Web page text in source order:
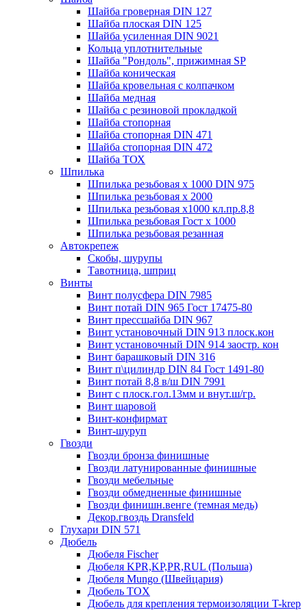
Шайба гроверная DIN 127
Шайба плоская DIN 125
Шайба усиленная DIN 9021
Кольца уплотнительные
Шайба "Рондоль", прижимная SP
Шайба коническая
Шайба кровельная с колпачком
Шайба медная
Шайба с резиновой прокладкой
Шайба стопорная
Шайба стопорная DIN 471
Шайба стопорная DIN 472
Шайба ТОХ
Шпилька
Шпилька резьбовая х 1000 DIN 975
Шпилька резьбовая х 2000
Шпилька резьбовая х1000 кл.пр.8,8
Шпилька резьбовая Гост х 1000
Шпилька резьбовая резанная
Автокрепеж
Скобы, шурупы
Тавотница, шприц
Винты
Винт полусфера DIN 7985
Винт потай DIN 965 Гост 17475-80
Винт прессшайба DIN 967
Винт установочный DIN 913 плоск.кон
Винт установочный DIN 914 заостр. кон
Винт барашковый DIN 316
Винт п\цилиндр DIN 84 Гост 1491-80
Винт потай 8,8 в/ш DIN 7991
Винт с плоск.гол.13мм и внут.ш/гр.
Винт шаровой
Винт-конфирмат
Винт-шуруп
Гвозди
Гвозди бронза финишные
Гвозди латунированные финишные
Гвозди мебельные
Гвозди обмедненные финишные
Гвозди финишн.венге (темная медь)
Декор.гвоздь Dransfeld
Глухари DIN 571
Дюбель
Дюбеля Fischer
Дюбеля KPR,KP,PR,RUL (Польша)
Дюбеля Mungo (Швейцария)
Дюбель TOX
Дюбель для крепления термоизоляции T-krep